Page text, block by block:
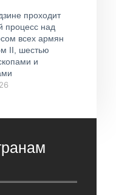
проходит
процесс над
всех армян
II, шестью
и